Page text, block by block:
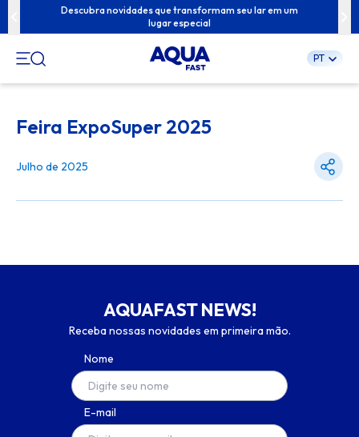
Descubra novidades que transformam seu lar em um
lugar especial
PT
Feira ExpoSuper 2025
Julho de 2025
AQUAFAST NEWS!
Receba nossas novidades em primeira mão.
Nome
E-mail